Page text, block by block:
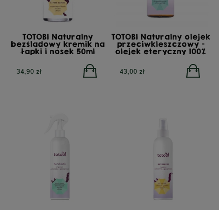
TOTOBI Naturalny
bezśladowy kremik na
łapki i nosek 50ml
34,90 zł
TOTOBI Naturalny olejek
przeciwkleszczowy -
olejek eteryczny 100%
43,00 zł